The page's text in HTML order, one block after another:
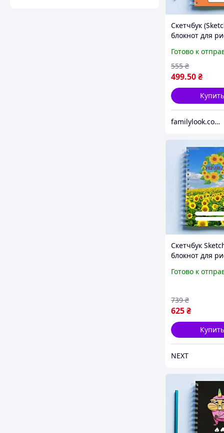
Скетчбук
блокнот для
очках с
Готово к
499.50₴
555 ₴
Купить
familylook.com.ua
Скетчбук
блокнот для
принтом
подсолнухами"
Кавун 48
Готово к
625₴
739 ₴
Купить
NEXT